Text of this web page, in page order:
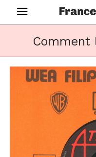
Comment